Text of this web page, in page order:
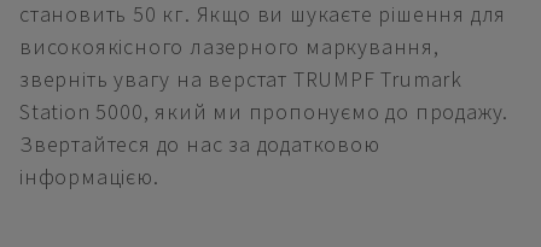
становить 50 кг. Якщо ви шукаєте рішення для
високоякісного лазерного маркування,
зверніть увагу на верстат TRUMPF Trumark
Station 5000, який ми пропонуємо до продажу.
Звертайтеся до нас за додатковою
інформацією.